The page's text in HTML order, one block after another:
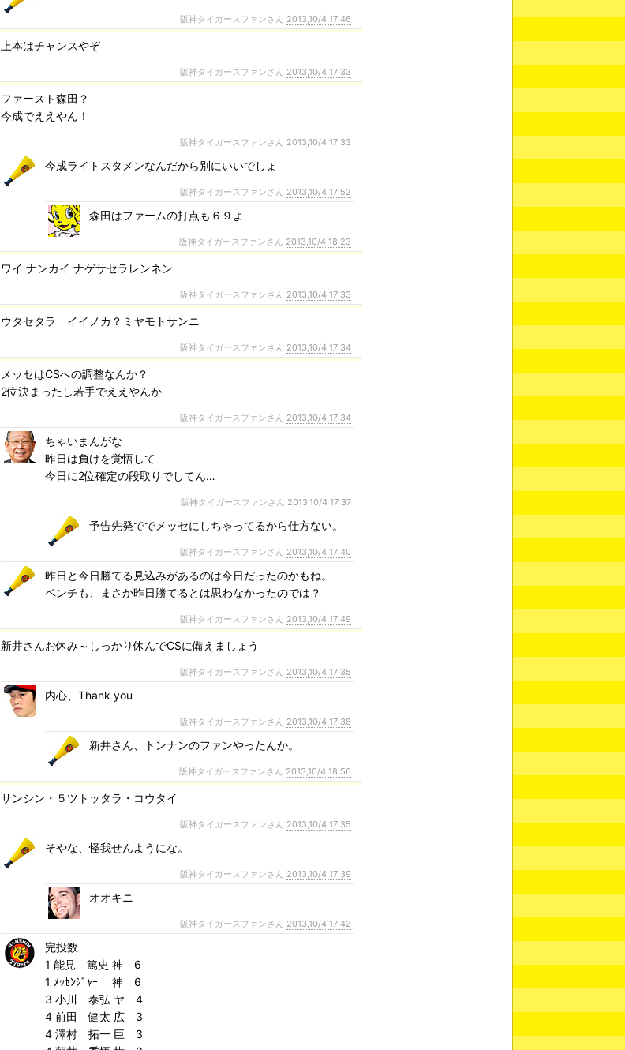
阪神タイガースファンさん 2013,10/4 17:46
上本はチャンスやぞ
阪神タイガースファンさん 2013,10/4 17:33
ファースト森田？
今成でええやん！
阪神タイガースファンさん 2013,10/4 17:33
今成ライトスタメンなんだから別にいいでしょ
阪神タイガースファンさん 2013,10/4 17:52
森田はファームの打点も６９よ
阪神タイガースファンさん 2013,10/4 18:23
ワイ ナンカイ ナゲサセラレンネン
阪神タイガースファンさん 2013,10/4 17:33
ウタセタラ イイノカ？ミヤモトサンニ
阪神タイガースファンさん 2013,10/4 17:34
メッセはCSへの調整なんか？
2位決まったし若手でええやんか
阪神タイガースファンさん 2013,10/4 17:34
ちゃいまんがな
昨日は負けを覚悟して
今日に2位確定の段取りでしてん…
阪神タイガースファンさん 2013,10/4 17:37
予告先発ででメッセにしちゃってるから仕方ない。
阪神タイガースファンさん 2013,10/4 17:40
昨日と今日勝てる見込みがあるのは今日だったのかもね。
ベンチも、まさか昨日勝てるとは思わなかったのでは？
阪神タイガースファンさん 2013,10/4 17:49
新井さんお休み～しっかり休んでCSに備えましょう
阪神タイガースファンさん 2013,10/4 17:35
内心、Thank you
阪神タイガースファンさん 2013,10/4 17:38
新井さん、トンナンのファンやったんか。
阪神タイガースファンさん 2013,10/4 18:56
サンシン・５ツトッタラ・コウタイ
阪神タイガースファンさん 2013,10/4 17:35
そやな、怪我せんようにな。
阪神タイガースファンさん 2013,10/4 17:39
オオキニ
阪神タイガースファンさん 2013,10/4 17:42
完投数
1 能見 篤史 神 6
1 ﾒｯｾﾝｼﾞｬｰ 神 6
3 小川 泰弘 ヤ 4
4 前田 健太 広 3
4 澤村 拓一 巨 3